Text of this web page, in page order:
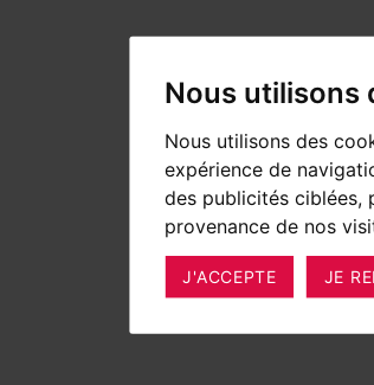
Nous utilisons
Nous utilisons des
expérience de
des publicités ciblées,
provenance de nos
J'ACCEPTE JE